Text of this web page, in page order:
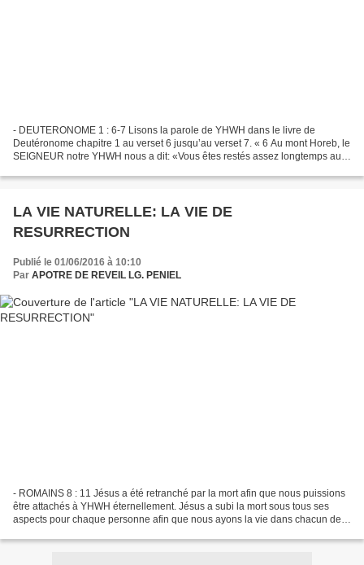
- DEUTERONOME 1 : 6-7 Lisons la parole de YHWH dans le livre de
Deutéronome chapitre 1 au verset 6 jusqu’au verset 7. « 6 Au mont Horeb, le
SEIGNEUR notre YHWH nous a dit: «Vous êtes restés assez longtemps au
LA VIE NATURELLE: LA VIE DE
RESURRECTION
Publié le 01/06/2016 à 10:10
Par APOTRE DE REVEIL LG. PENIEL
- ROMAINS 8 : 11 Jésus a été retranché par la mort afin que nous puissions
être attachés à YHWH éternellement. Jésus a subi la mort sous tous ses
aspects pour chaque personne afin que nous ayons la vie dans chacun de